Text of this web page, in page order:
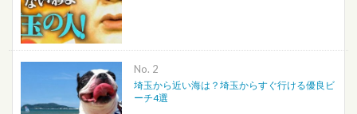
No.
埼玉から近い海は？埼玉からすぐ行ける優良ビ
ーチ4選